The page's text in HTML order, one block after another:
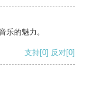
乐的魅力。
支持[0] 反对[0]